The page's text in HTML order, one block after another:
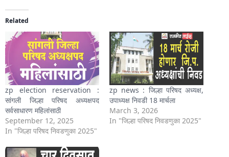
Related
zp election reservation :
सांगली जिल्हा परिषद अध्यक्षपद
सर्वसाधारण महिलांसाठी
September 12, 2025
In "जिल्हा परिषद निवडणुका 2025"
zp news : जिल्हा परिषद अध्यक्ष,
उपाध्यक्ष निवडी 18 मार्चला
March 3, 2026
In "जिल्हा परिषद निवडणुका 2025"